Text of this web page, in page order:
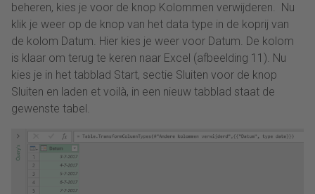
beheren, kies je voor de knop Kolommen verwijderen. Nu
klik je weer op de knop van het data type in de koprij van
de kolom Datum. Hier kies je weer voor Datum. De kolom
is klaar om terug te keren naar Excel (afbeelding 11). Nu
kies je in het tabblad Start, sectie Sluiten voor de knop
Sluiten en laden et voilà, in een nieuw tabblad staat de
gewenste tabel.